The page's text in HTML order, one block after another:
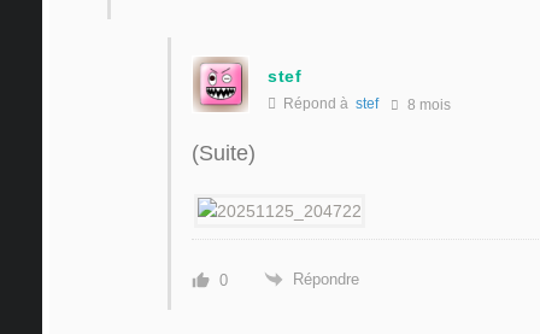
stef
Répond à stef 8 mois
(Suite)
0 Répondre